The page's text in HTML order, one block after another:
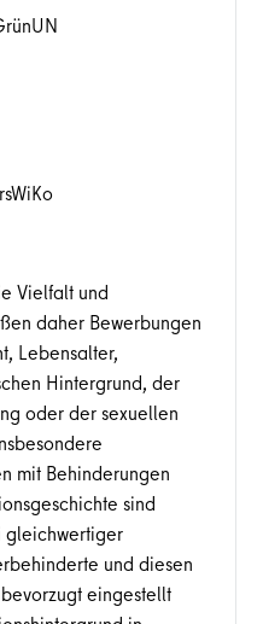
Vielfalt und
daher Bewerbungen
Lebensalter,
Hintergrund, der
oder der sexuellen
mit Behinderungen
sind
gleichwertiger
und diesen
eingestellt